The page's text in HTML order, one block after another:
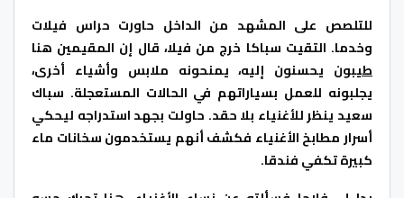
للتلصص على المشهد من الداخل حاورت حراس فيلات
وخدما. التقيت سباكا خرج من فيلا، قال إن المقيمين هنا
طيبون يحسنون إليه، يمنحونه ملابس وأشياء أخرى،
يجلبونه للعمل بسياراتهم في الحالات المستعجلة. سباك
سعيد ينظر للأغنياء بلا حقد. حاولت بجهد استدراجه ليحكي
أسرار مطابخ الأغنياء فكشف أنهم يستخدمون سخانات ماء
كبيرة تكفي فندقا.